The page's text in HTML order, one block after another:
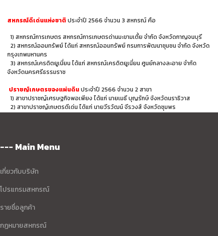
สหกรณ์ดีเด่นแห่งชาติ ประจำปี 2566 จำนวน 3 สหกรณ์ คือ
1) สหกรณ์การเกษตร สหกรณ์การเกษตรด่านมะขามเตี้ย จำกัด จังหวัดกาญจนบุรี
2) สหกรณ์ออมทรัพย์ ได้แก่ สหกรณ์ออมทรัพย์ กรมการพัฒนาชุมชน จำกัด จังหวัด
กรุงเทพมหานคร
3) สหกรณ์เครดิตยูเนี่ยน ได้แก่ สหกรณ์เครดิตยูเนี่ยน ศูนย์กลางละอาย จำกัด
จังหวัดนครศรีธรรมราช
ปราชญ์เกษตรของแผ่นดินประจำปี 2566 จำนวน 2 สาขา
1) สาขาปราชญ์เศรษฐกิจพอเพียง ได้แก่ นายเมธี บุญรักษ์ จังหวัดนราธิวาส
2) สาขาปราชญ์เกษตรดีเด่น ได้แก่ นายวีรวัฒน์ จีรวงส์ จังหวัดชุมพร
--- Main Menu
เกี่ยวกับบริษัท
โปรแกรมสหกรณ์
รายชื่อลูกค้า
กฏหมายสหกรณ์